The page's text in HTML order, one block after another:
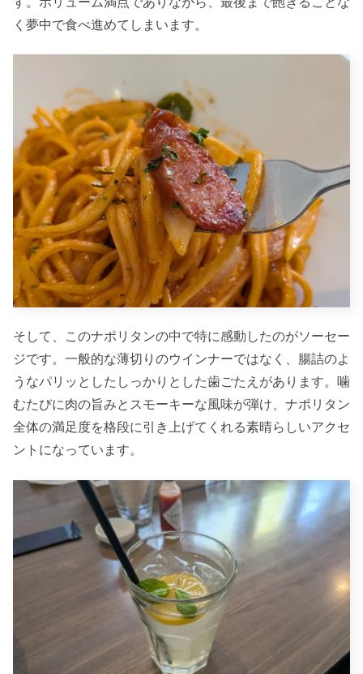
く夢中で食べ進めてしまいます。
そして、このナポリタンの中で特に感動したのがソーセー
ジです。一般的な薄切りのウインナーではなく、腸詰のよ
うなパリッとしたしっかりとした歯ごたえがあります。噛
むたびに肉の旨みとスモーキーな風味が弾け、ナポリタン
全体の満足度を格段に引き上げてくれる素晴らしいアクセ
ントになっています。